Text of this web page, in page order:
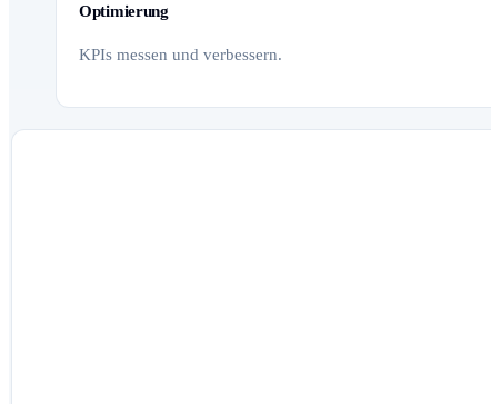
Optimierung
KPIs messen und verbessern.